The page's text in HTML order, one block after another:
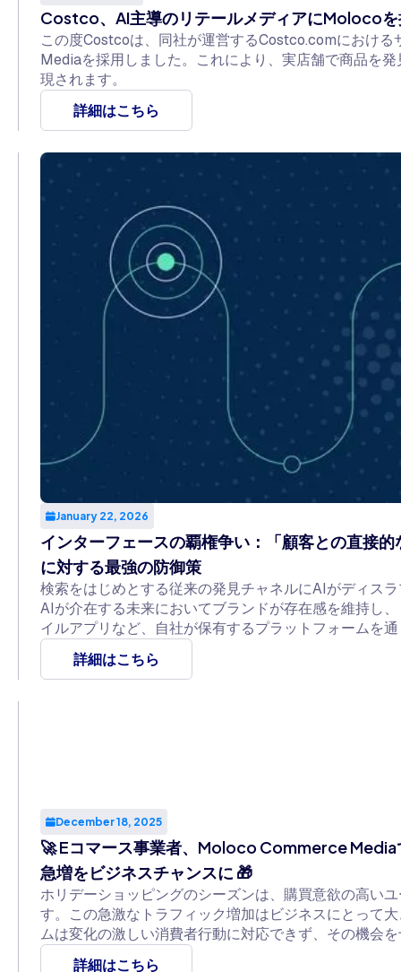
Costco、AI主導のリテールメディアにMoloco
この度Costcoは、同社が運営するCostco.comにおけ
Mediaを採用しました。これにより、実店舗で商品を
現されます。
詳細はこちら
January 22, 2026
インターフェースの覇権争い：「顧客との直接
に対する最強の防御策
検索をはじめとする従来の発見チャネルにAIがディス
AIが介在する未来においてブランドが存在感を維持し
イルアプリなど、自社が保有するプラットフォームを
優位性の確保において最も重要な鍵を握ります。
詳細はこちら
December 18, 2025
🚀 Eコマース事業者、Moloco Commerce
急増をビジネスチャンスに 🎁
ホリデーショッピングのシーズンは、購買意欲の高い
す。この急激なトラフィック増加はビジネスにとって
ムは変化の激しい消費者行動に対応できず、その機会
詳細はこちら